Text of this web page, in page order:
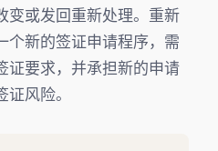
变或发回重新处理。重新
个新的签证申请程序，需
证要求，并承担新的申请
风险。